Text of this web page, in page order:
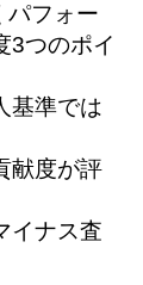
パフォー
3つのポイ
準では
度が評
ナス査